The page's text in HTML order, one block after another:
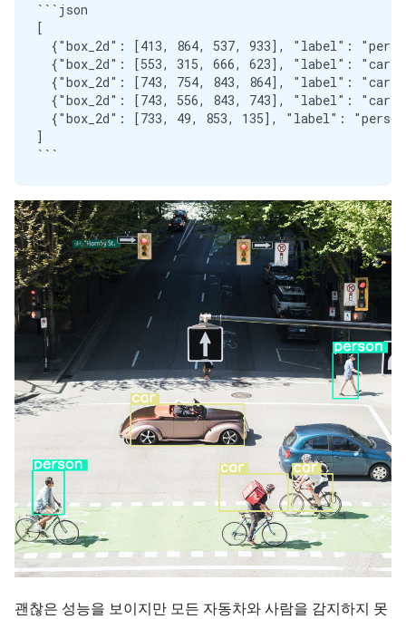
```json
[
{"box_2d": [413, 864, 537, 933], "label":
{"box_2d": [553, 315, 666, 623], "label":
{"box_2d": [743, 754, 843, 864], "label":
{"box_2d": [743, 556, 843, 743], "label":
{"box_2d": [733, 49, 853, 135], "label":
]
괜찮은 성능을 보이지만 모든 자동차와 사람을 감지하지 못